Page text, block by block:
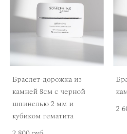
Браслет-дорожка из
камней 8см с черной
шпинелью 2 мм и
кубиком гематита
2